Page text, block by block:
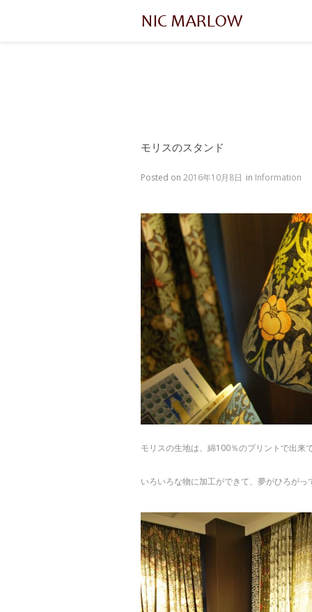
モリスのスタンド
Posted on 2016年10月8日 in Information
モリスの生地は、綿100％のプリントで出来て
いろいろな物に加工ができて、夢がひろがっ